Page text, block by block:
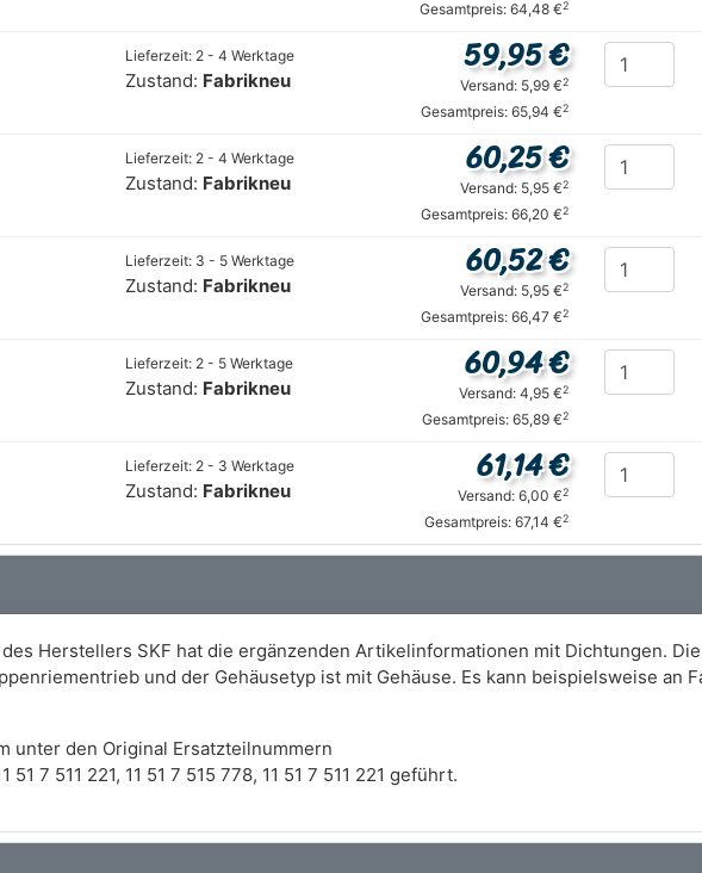
Gesamtpreis: 64,48 €2
Lieferzeit: 2 - 4 Werktage
Zustand: Fabrikneu
59,95 €
Versand: 5,99 €2
Gesamtpreis: 65,94 €2
Lieferzeit: 2 - 4 Werktage
Zustand: Fabrikneu
60,25 €
Versand: 5,95 €2
Gesamtpreis: 66,20 €2
Lieferzeit: 3 - 5 Werktage
Zustand: Fabrikneu
60,52 €
Versand: 5,95 €2
Gesamtpreis: 66,47 €2
Lieferzeit: 2 - 5 Werktage
Zustand: Fabrikneu
60,94 €
Versand: 4,95 €2
Gesamtpreis: 65,89 €2
Lieferzeit: 2 - 3 Werktage
Zustand: Fabrikneu
61,14 €
Versand: 6,00 €2
Gesamtpreis: 67,14 €2
Herstellers SKF hat die ergänzenden Artikelinformationen mit Dichtungen. Die
und der Gehäusetyp ist mit Gehäuse. Es kann beispielsweise an
unter den Original Ersatzteilnummern
7 511 221, 11 51 7 515 778, 11 51 7 511 221 geführt.